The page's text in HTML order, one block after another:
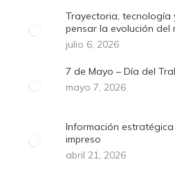
Trayectoria, tecnología
pensar la evolución del
julio 6, 2026
7 de Mayo – Día del
mayo 7, 2026
Información
impreso
abril 21, 2026